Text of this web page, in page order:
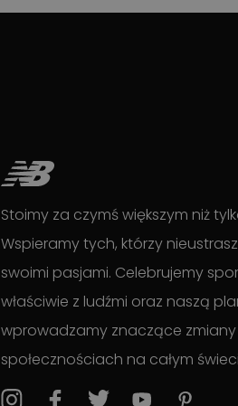
Stoimy za czymś większym niż
Wspieramy tych, którzy
swoimi pasjami. Celebrujemy
właściwie z ludźmi oraz naszą
wprowadzamy znaczące
społecznościach na całym